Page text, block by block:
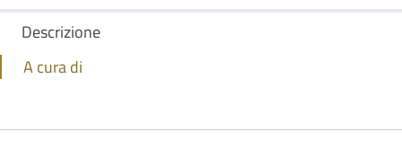
Descrizione
A cura di